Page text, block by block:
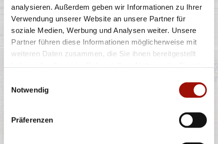
analysieren. Außerdem geben wir Informationen zu Ihrer
Verwendung unserer Website an unsere Partner für
soziale Medien, Werbung und Analysen weiter. Unsere
Partner führen diese Informationen möglicherweise mit
weiteren Daten zusammen, die Sie ihnen bereitgestellt
Notwendig
Präferenzen
Spaghetti oder Penne, Käsesahnesauce, Champignons,
Gran Moravia (Hartkäse),...mehr
12,40 €